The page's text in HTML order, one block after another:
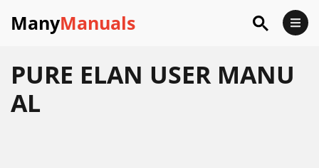
ManyManuals
PURE ELAN USER MANU
AL